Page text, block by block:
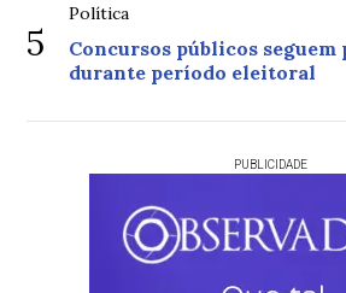
5
Política
Concursos públicos
durante período eleitoral
PUBLICIDADE